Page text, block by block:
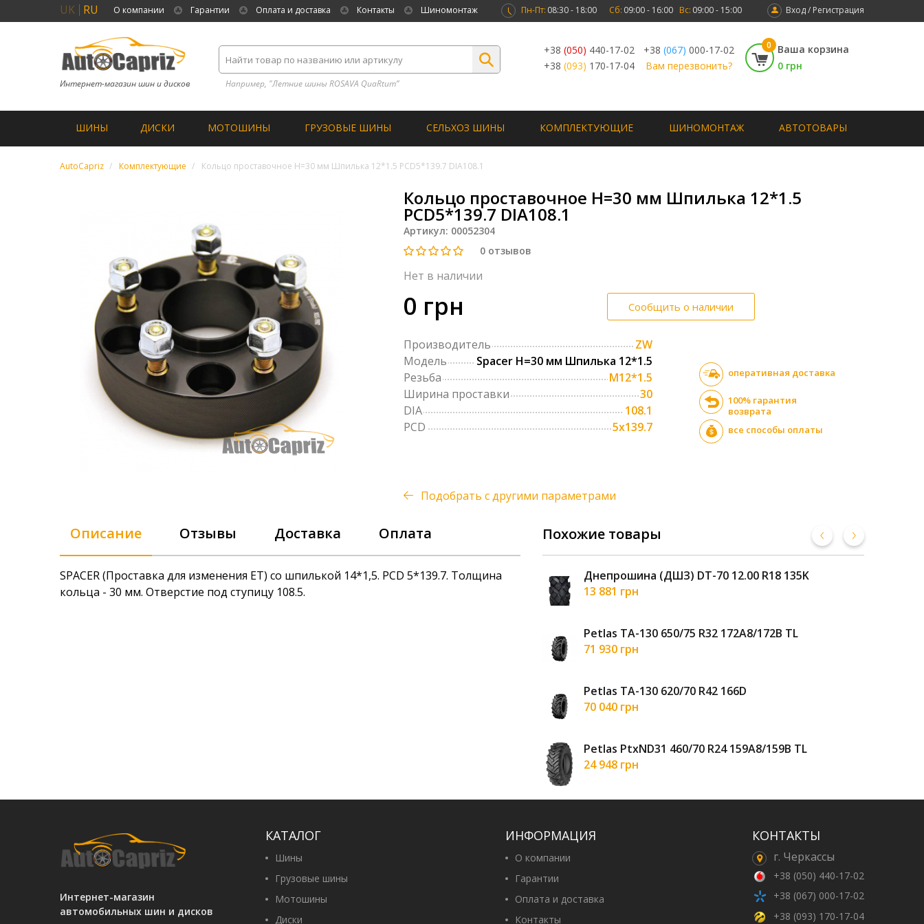
UK RU О компании Гарантии Оплата и доставка Контакты Шиномонтаж Вход / Регистрация
Пн-Пт: 08:30 - 18:00 Сб: 09:00 - 16:00 Вс: 09:00 - 15:00
Интернет-магазин шин и дисков Например, "Летние шины ROSAVA QuaRtum”
+38 (050) 440-17-02 +38 (067) 000-17-02
+38 (093) 170-17-04 Вам перезвонить?
0
Ваша корзина
0 грн
ШИНЫ ДИСКИ МОТОШИНЫ ГРУЗОВЫЕ ШИНЫ СЕЛЬХОЗ ШИНЫ КОМПЛЕКТУЮЩИЕ ШИНОМОНТАЖ АВТОТОВАРЫ
AutoCapriz Комплектующие Кольцо проставочное Н=30 мм Шпилька 12*1.5 PCD5*139.7 DIA108.1
Кольцо проставочное Н=30 мм Шпилька 12*1.5
PCD5*139.7 DIA108.1
Артикул: 00052304
0 отзывов
Нет в наличии
0 грн Сообщить о наличии
Производитель
ZW
Модель
Spacer Н=30 мм Шпилька 12*1.5
Резьба
M12*1.5
Ширина проставки
30
DIA
108.1
PCD
5x139.7
оперативная доставка
100% гарантия
возврата
все способы оплаты
Подобрать с другими параметрами
Описание Отзывы Доставка Оплата
SPACER (Проставка для изменения ET) со шпилькой 14*1,5. PCD 5*139.7. Толщина
кольца - 30 мм. Отверстие под ступицу 108.5.
Похожие товары
Petlas TA-120 300/95 R52 (12.40 R52) 156D
37 070 грн
Днепрошина (ДШЗ) DT-70 12.00 R18 135K
13 881 грн
Petlas TA-130 650/75 R32 172A8/172B TL
71 930 грн
Petlas TA-130 620/70 R42 166D
70 040 грн
Petlas PtxND31 460/70 R24 159A8/159B TL
24 948 грн
Интернет-магазин
автомобильных шин и дисков
КАТАЛОГ
Шины
Грузовые шины
Мотошины
Диски
ИНФОРМАЦИЯ
О компании
Гарантии
Оплата и доставка
Контакты
КОНТАКТЫ
г. Черкассы
+38 (050) 440-17-02
+38 (067) 000-17-02
+38 (093) 170-17-04